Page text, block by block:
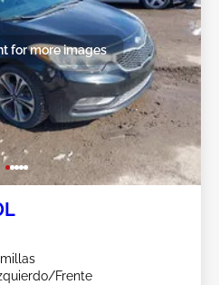
for more images
Frente